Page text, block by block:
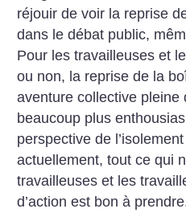
réjouir de voir la reprise
dans le débat public,
Pour les travailleuses et
ou non, la reprise de la
aventure collective pleine
beaucoup plus
perspective de
actuellement, tout ce qui
travailleuses et les
d’action est bon à